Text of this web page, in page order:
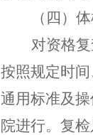
（四）
对资格
按照规定时
通用标准及
院进行。复